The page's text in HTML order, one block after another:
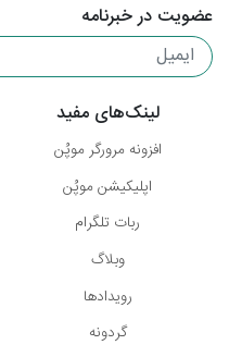
عضویت در خبرنامه
لینک‌های مفید
افزونه مرورگر موپُن
اپلیکیشن موپُن
ربات تلگرام
وبلاگ
رویدادها
گردونه